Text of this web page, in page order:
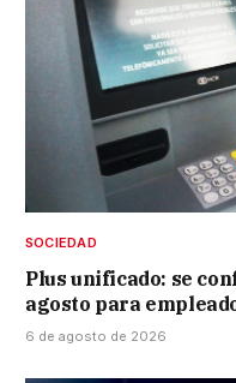
SOCIEDAD
Plus unificado: se
agosto para
6 de agosto de 2026